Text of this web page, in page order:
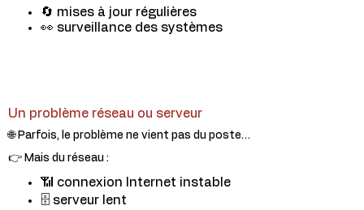
🔄 mises à jour régulières
👀 surveillance des systèmes
Un problème réseau ou serveur
🌐 Parfois, le problème ne vient pas du poste…
👉 Mais du réseau :
📶 connexion Internet instable
🗄️ serveur lent